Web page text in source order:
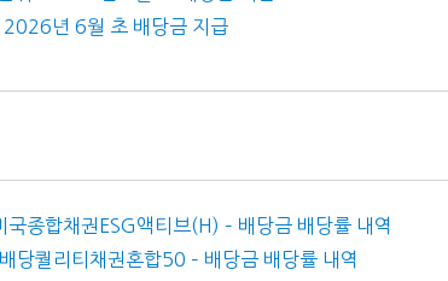
2026년 6월 초 배당금 지급
국종합채권ESG액티브(H) – 배당금 배당률 내역
당퀄리티채권혼합50 – 배당금 배당률 내역